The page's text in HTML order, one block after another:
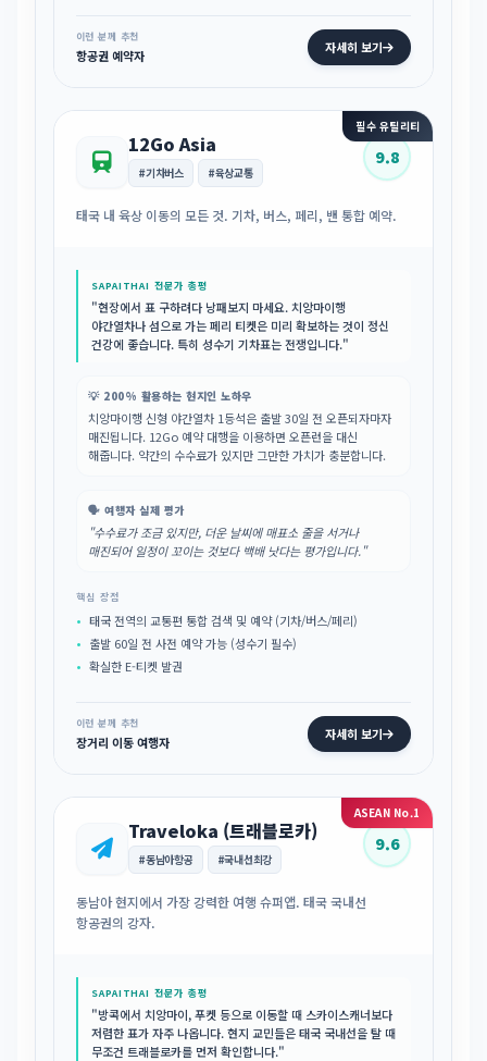
이런 분께 추천
항공권 예약자 자세히 보기
필수 유틸리티
12Go Asia
#기차버스 #육상교통
9.8
태국 내 육상 이동의 모든 것. 기차, 버스, 페리, 밴 통합 예약.
SAPAITHAI 전문가 총평
"현장에서 표 구하려다 낭패보지 마세요. 치앙마이행
야간열차나 섬으로 가는 페리 티켓은 미리 확보하는 것이 정신
건강에 좋습니다. 특히 성수기 기차표는 전쟁입니다."
💡 200% 활용하는 현지인 노하우
치앙마이행 신형 야간열차 1등석은 출발 30일 전 오픈되자마자
매진됩니다. 12Go 예약 대행을 이용하면 오픈런을 대신
해줍니다. 약간의 수수료가 있지만 그만한 가치가 충분합니다.
🗣️ 여행자 실제 평가
"수수료가 조금 있지만, 더운 날씨에 매표소 줄을 서거나
매진되어 일정이 꼬이는 것보다 백배 낫다는 평가입니다."
핵심 장점
태국 전역의 교통편 통합 검색 및 예약 (기차/버스/페리)
출발 60일 전 사전 예약 가능 (성수기 필수)
확실한 E-티켓 발권
이런 분께 추천
장거리 이동 여행자 자세히 보기
ASEAN No.1
Traveloka (트래블로카)
#동남아항공 #국내선최강
9.6
동남아 현지에서 가장 강력한 여행 슈퍼앱. 태국 국내선
항공권의 강자.
SAPAITHAI 전문가 총평
"방콕에서 치앙마이, 푸켓 등으로 이동할 때 스카이스캐너보다
저렴한 표가 자주 나옵니다. 현지 교민들은 태국 국내선을 탈 때
무조건 트래블로카를 먼저 확인합니다."